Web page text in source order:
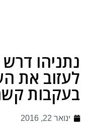
נתניהו
לעזוב את
בעקבות
ינואר 22, 2016